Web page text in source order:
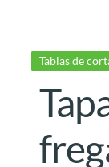
Tablas de